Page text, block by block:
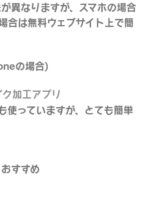
異なりますが、スマホの場合
合は無料ウェブサイト上で簡
の場合)
加工アプリ
使っていますが、とても簡単
すすめ